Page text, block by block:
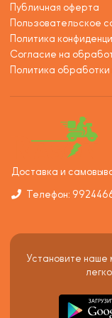
Публичная оферта
Пользовательское
Политика
Согласие на
Политика
Доставка и
Телефон:
Установите